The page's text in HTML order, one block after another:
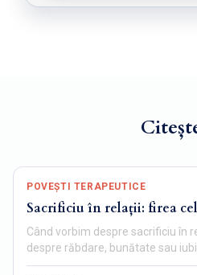
POVEȘTI TERAPEUTICE
Sacrificiu în relații: firea
Când vorbim despre sacrificiu în
despre răbdare, bunătate sau